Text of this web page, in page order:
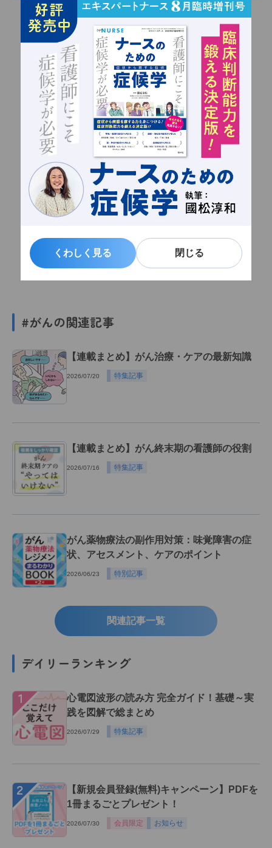
くわしく見る 閉じる
くわしく見る 閉じる
#がんの関連記事
【連載まとめ】がん治療・ケアの最新知識
2026/07/20 特集記事
【連載まとめ】がん終末期の看護師の役割
2026/07/16 特集記事
がん薬物療法の副作用対策：味覚障害の症
状、アセスメント、ケアのポイント
2026/06/23 特別記事
関連記事一覧
デイリーランキング
１
心電図波形の読み方 完全ガイド！基礎～実
践を図解で総まとめ
2026/07/29 特集記事
２
【新規会員登録(無料)キャンペーン】PDFを
1冊まるごとプレゼント！
2026/07/30 会員限定 お知らせ